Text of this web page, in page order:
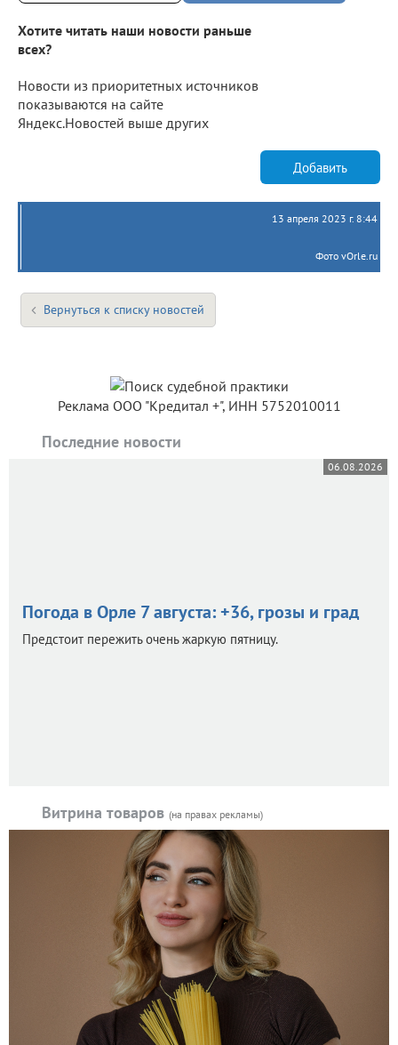
Хотите читать наши новости раньше
всех?
Новости из приоритетных источников
показываются на сайте
Яндекс.Новостей выше других
Добавить
13 апреля 2023 г. 8:44
Фото vOrle.ru
Вернуться к списку новостей
Реклама ООО "Кредитал +", ИНН 5752010011
Последние новости
06.08.2026
Погода в Орле 7 августа: +36, грозы и град
Предстоит пережить очень жаркую пятницу.
Витрина товаров (на правах рекламы)